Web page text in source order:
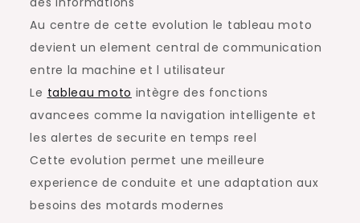
Au centre de cette evolution le tableau moto
devient un element central de communication
entre la machine et l utilisateur
Le tableau moto intègre des fonctions
avancees comme la navigation intelligente et
les alertes de securite en temps reel
Cette evolution permet une meilleure
experience de conduite et une adaptation aux
besoins des motards modernes